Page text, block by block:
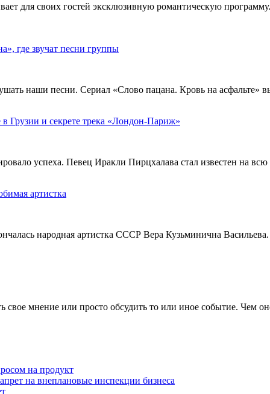
для своих гостей эксклюзивную романтическую
где звучат песни группы
наши песни. Сериал «Слово пацана. Кровь на
Грузии и секрете трека «Лондон-Париж»
успеха. Певец Иракли Пирцхалава стал известен на
артистка
народная артистка СССР Вера Кузьминична
свое мнение или просто обсудить то или иное событие. Чем
на продукт
на внеплановые инспекции бизнеса